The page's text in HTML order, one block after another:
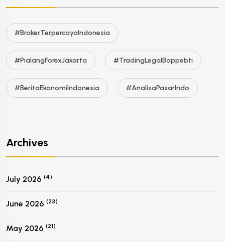
#BrokerTerpercayaIndonesia
#PialangForexJakarta #TradingLegalBappebti
#BeritaEkonomiIndonesia #AnalisaPasarIndo
Archives
July 2026 (4)
June 2026 (23)
May 2026 (21)